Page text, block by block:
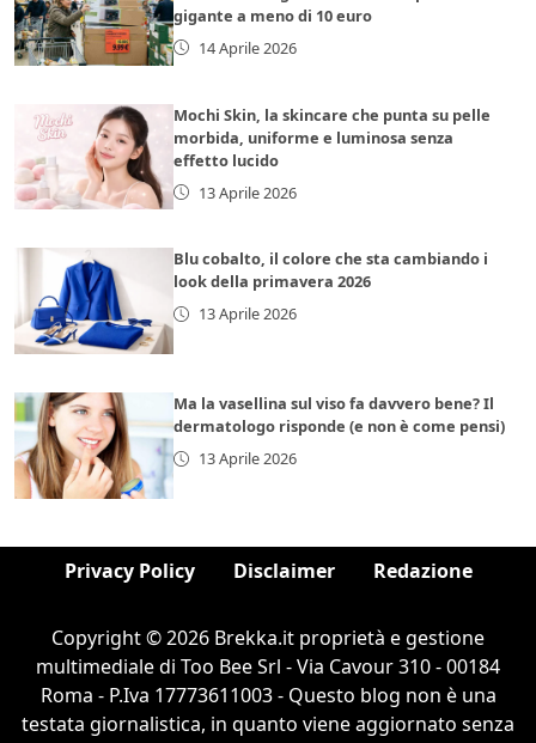
gigante a meno di 10 euro
14 Aprile 2026
Mochi Skin, la skincare che punta su pelle
morbida, uniforme e luminosa senza
effetto lucido
13 Aprile 2026
Blu cobalto, il colore che sta cambiando i
look della primavera 2026
13 Aprile 2026
Ma la vasellina sul viso fa davvero bene? Il
dermatologo risponde (e non è come pensi)
13 Aprile 2026
Privacy Policy Disclaimer Redazione
Copyright © 2026 Brekka.it proprietà e gestione
multimediale di Too Bee Srl - Via Cavour 310 - 00184
Roma - P.Iva 17773611003 - Questo blog non è una
testata giornalistica, in quanto viene aggiornato senza